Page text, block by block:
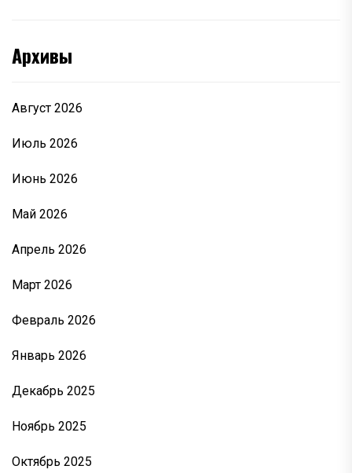
Архивы
Август 2026
Июль 2026
Июнь 2026
Май 2026
Апрель 2026
Март 2026
Февраль 2026
Январь 2026
Декабрь 2025
Ноябрь 2025
Октябрь 2025